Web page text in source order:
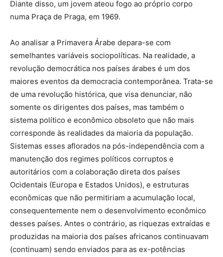
Diante disso, um jovem ateou fogo ao próprio corpo
numa Praça de Praga, em 1969.
Ao analisar a Primavera Árabe depara-se com
semelhantes variáveis sociopolíticas. Na realidade, a
revolução democrática nos países árabes é um dos
maiores eventos da democracia contemporânea. Trata-se
de uma revolução histórica, que visa denunciar, não
somente os dirigentes dos países, mas também o
sistema político e econômico obsoleto que não mais
corresponde às realidades da maioria da população.
Sistemas esses aflorados na pós-independência com a
manutenção dos regimes políticos corruptos e
autoritários com a colaboração direta dos países
Ocidentais (Europa e Estados Unidos), e estruturas
econômicas que não permitiriam a acumulação local,
consequentemente nem o desenvolvimento econômico
desses países. Antes o contrário, as riquezas extraídas e
produzidas na maioria dos países africanos continuavam
(continuam) sendo enviados para as ex-potências